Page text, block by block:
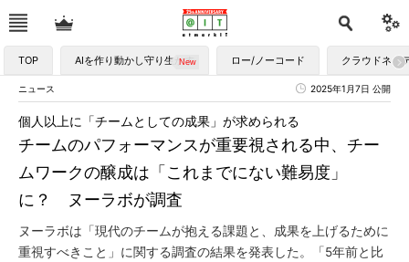
TOP AIを作り動かし守り生かす ロー/ノーコード クラウドネイ
ニュース 2025年1月7日 公開
チームのパフォーマンスが重要視される中、チー
ムワークの醸成は「これまでにない難易度」
に？ ヌーラボが調査
個人以上に「チームとしての成果」が求められる
ヌーラボは「現代のチームが抱える課題と、成果を上げるために
重視すべきこと」に関する調査の結果を発表した。「5年前と比